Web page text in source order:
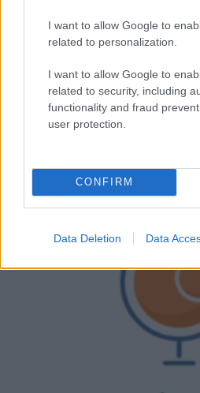
I want to allow Google to
related to personalization.
I want to allow Google to
related to security, including
functionality and fraud
user protection.
CONFIRM
Data Deletion Data
Bíró Lajos a szuvidolásról, a
(itt az első és a második)
arról, hogy mi a szerepe és
szuvidolt ételeket, mennyi
rohad-e a hús a zacskóban,
kajákat és hogy…